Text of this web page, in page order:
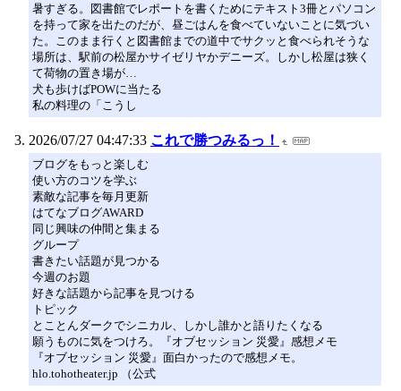
暑すぎる。図書館でレポートを書くためにテキスト3冊とパソコン
を持って家を出たのだが、昼ごはんを食べていないことに気づい
た。このまま行くと図書館までの道中でサクッと食べられそうな
場所は、駅前の松屋かサイゼリヤかデニーズ。しかし松屋は狭く
て荷物の置き場が…
犬も歩けばPOWに当たる
私の料理の「こうし
2026/07/27 04:47:33 これで勝つみるっ！
ブログをもっと楽しむ
使い方のコツを学ぶ
素敵な記事を毎月更新
はてなブログAWARD
同じ興味の仲間と集まる
グループ
書きたい話題が見つかる
今週のお題
好きな話題から記事を見つける
トピック
とことんダークでシニカル、しかし誰かと語りたくなる
願うものに気をつけろ。『オブセッション 災愛』感想メモ
『オブセッション 災愛』面白かったので感想メモ。
hlo.tohotheater.jp （公式